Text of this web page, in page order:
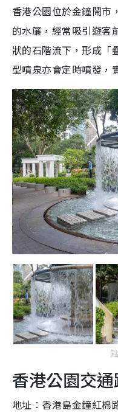
香港公園位於金鐘鬧市
的水簾，經常吸引遊客
狀的石階流下，形成「
型噴泉亦會定時噴發，
香港公園交
地址：香港島金鐘紅棉